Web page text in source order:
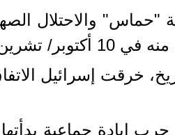
والاحتلال
الأول الماضي.